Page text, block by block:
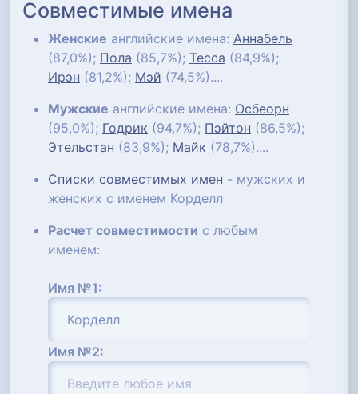
Совместимые имена
Женские английские имена: Аннабель
(87,0%); Пола (85,7%); Тесса (84,9%);
Ирэн (81,2%); Мэй (74,5%)....
Мужские английские имена: Осбеорн
(95,0%); Годрик (94,7%); Пэйтон (86,5%);
Этельстан (83,9%); Майк (78,7%)....
Списки совместимых имен - мужских и
женских с именем Корделл
Расчет совместимости с любым
именем:
Имя №1:
Имя №2: